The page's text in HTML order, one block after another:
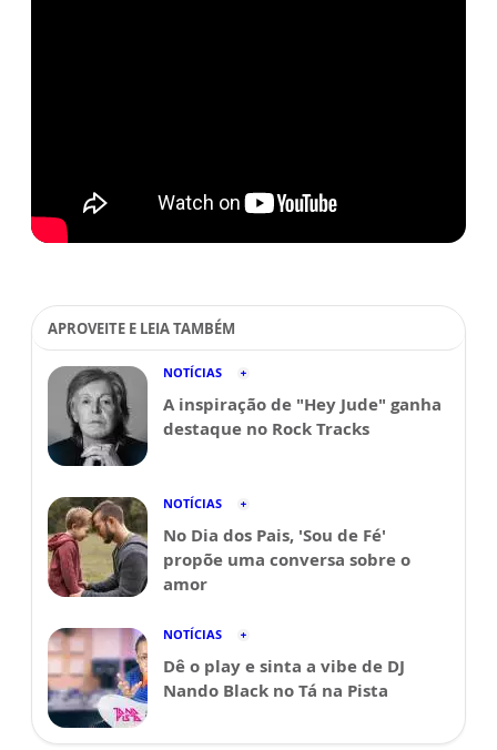
APROVEITE E LEIA TAMBÉM
NOTÍCIAS
A inspiração de "Hey Jude" ganha
destaque no Rock Tracks
NOTÍCIAS
No Dia dos Pais, 'Sou de Fé'
propõe uma conversa sobre o
amor
NOTÍCIAS
Dê o play e sinta a vibe de DJ
Nando Black no Tá na Pista